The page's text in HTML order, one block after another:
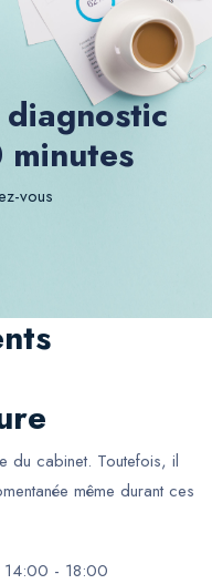
vous
du cabinet. Toutefois, il
même durant ces
- 18:00